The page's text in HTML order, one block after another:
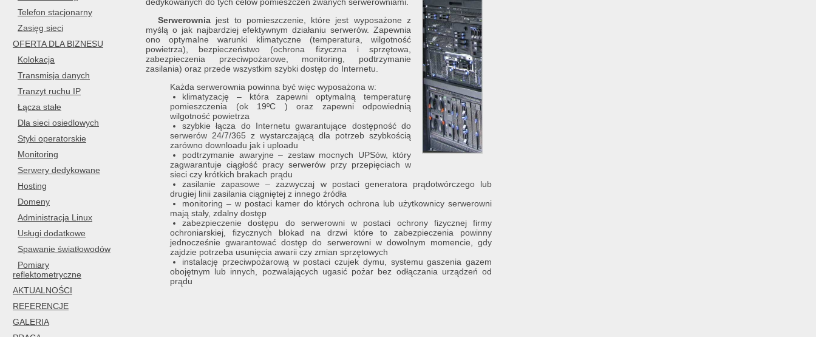
Telefon stacjonarny
Zasięg sieci
OFERTA DLA BIZNESU
Kolokacja
Transmisja danych
Tranzyt ruchu IP
Łącza stałe
Dla sieci osiedlowych
Styki operatorskie
Monitoring
Serwery dedykowane
Hosting
Domeny
Administracja Linux
Usługi dodatkowe
Spawanie światłowodów
Pomiary
reflektometryczne
AKTUALNOŚCI
REFERENCJE
GALERIA
Serwerownia jest to pomieszczenie, które jest wyposażone z
myślą o jak najbardziej efektywnym działaniu serwerów. Zapewnia
ono optymalne warunki klimatyczne (temperatura, wilgotność
powietrza), bezpieczeństwo (ochrona fizyczna i sprzętowa,
zabezpieczenia przeciwpożarowe, monitoring, podtrzymanie
zasilania) oraz przede wszystkim szybki dostęp do Internetu.
Każda serwerownia powinna być więc wyposażona w:
klimatyzację – która zapewni optymalną temperaturę
pomieszczenia (ok 19ºC ) oraz zapewni odpowiednią
wilgotność powietrza
szybkie łącza do Internetu gwarantujące dostępność do
serwerów 24/7/365 z wystarczającą dla potrzeb szybkością
zarówno downloadu jak i uploadu
podtrzymanie awaryjne – zestaw mocnych UPSów, który
zagwarantuje ciągłość pracy serwerów przy przepięciach w
sieci czy krótkich brakach prądu
zasilanie zapasowe – zazwyczaj w postaci generatora prądotwórczego lub
drugiej linii zasilania ciągniętej z innego źródła
monitoring – w postaci kamer do których ochrona lub użytkownicy serwerowni
mają stały, zdalny dostęp
zabezpieczenie dostępu do serwerowni w postaci ochrony fizycznej firmy
ochroniarskiej, fizycznych blokad na drzwi które to zabezpieczenia powinny
jednocześnie gwarantować dostęp do serwerowni w dowolnym momencie, gdy
zajdzie potrzeba usunięcia awarii czy zmian sprzętowych
instalację przeciwpożarową w postaci czujek dymu, systemu gaszenia gazem
obojętnym lub innych, pozwalających ugasić pożar bez odłączania urządzeń od
prądu